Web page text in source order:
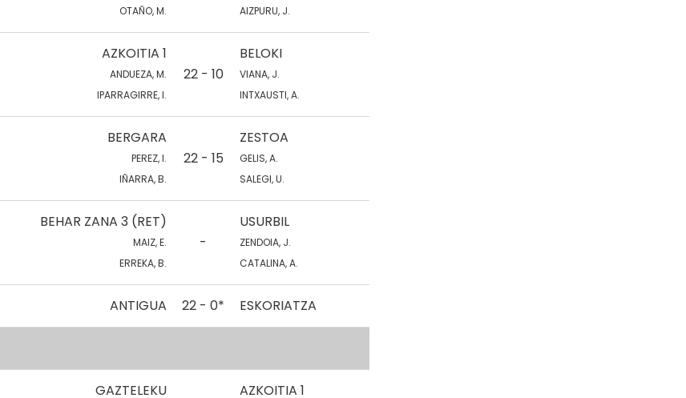
OTAÑO, M.
AIZPURU, J.
AZKOITIA 1
ANDUEZA, M.
IPARRAGIRRE, I.
22 - 10
BELOKI
VIANA, J.
INTXAUSTI, A.
BERGARA
PEREZ, I.
IÑARRA, B.
22 - 15
ZESTOA
GELIS, A.
SALEGI, U.
BEHAR ZANA 3 (RET)
MAIZ, E.
ERREKA, B.
-
USURBIL
ZENDOIA, J.
CATALINA, A.
ANTIGUA 22 - 0* ESKORIATZA
GAZTELEKU AZKOITIA 1